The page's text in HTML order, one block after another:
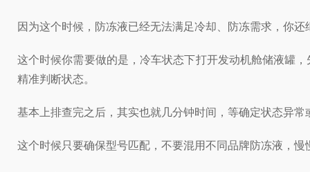
因为这个时候，防冻液已经无法满足冷却、防冻需求，你
这个时候你需要做的是，冷车状态下打开发动机舱储液罐
精准判断状态。
基本上排查完之后，其实也就几分钟时间，等确定状态异
这个时候只要确保型号匹配，不要混用不同品牌防冻液，